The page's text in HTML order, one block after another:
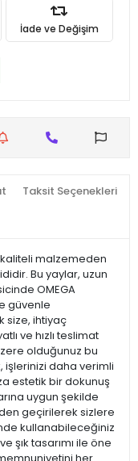
İade ve Değişim
Taksit Seçenekleri
kaliteli malzemeden
Bu yaylar, uzun
OMEGA
güvenle
size, ihtiyaç
ve hızlı teslimat
olduğunuz bu
işlerinizi daha verimli
estetik bir dokunuş
uygun şekilde
geçirilerek sizlere
kullanabileceğiniz
şık tasarımı ile öne